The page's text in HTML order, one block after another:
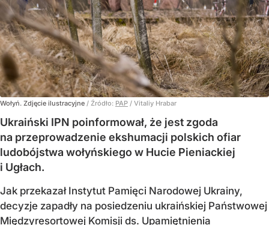
Wołyń. Zdjęcie ilustracyjne / Źródło: PAP / Vitaliy Hrabar
Ukraiński IPN poinformował, że jest zgoda
na przeprowadzenie ekshumacji polskich ofiar
ludobójstwa wołyńskiego w Hucie Pieniackiej
i Ugłach.
Jak przekazał Instytut Pamięci Narodowej Ukrainy,
decyzje zapadły na posiedzeniu ukraińskiej Państwowej
Międzyresortowej Komisji ds. Upamiętnienia